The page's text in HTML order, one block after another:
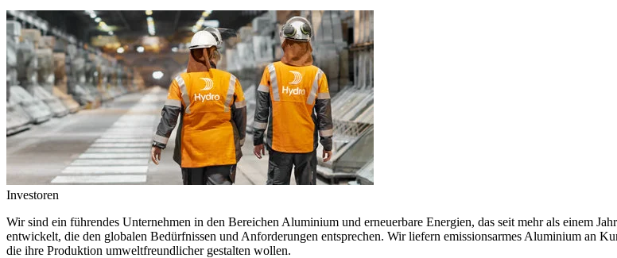
Investoren
Wir sind ein führendes Unternehmen in den Bereichen Aluminium und erneuerbare Energien, das seit mehr als einem
entwickelt, die den globalen Bedürfnissen und Anforderungen entsprechen. Wir liefern emissionsarmes Aluminium an
die ihre Produktion umweltfreundlicher gestalten wollen.